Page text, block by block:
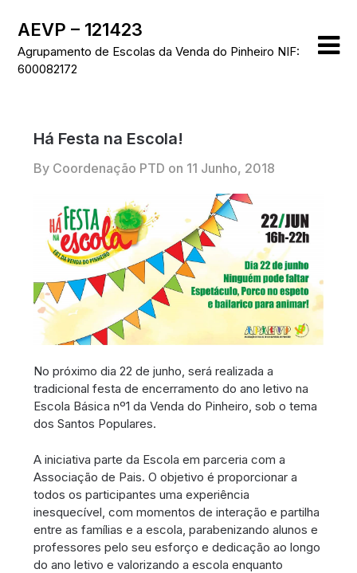
content
AEVP – 121423
Agrupamento de Escolas da Venda do Pinheiro NIF:
600082172
Há Festa na Escola!
By Coordenação PTD on 11 Junho, 2018
No próximo dia 22 de junho, será realizada a
tradicional festa de encerramento do ano letivo na
Escola Básica nº1 da Venda do Pinheiro, sob o tema
dos Santos Populares.
A iniciativa parte da Escola em parceria com a
Associação de Pais. O objetivo é proporcionar a
todos os participantes uma experiência
inesquecível, com momentos de interação e partilha
entre as famílias e a escola, parabenizando alunos e
professores pelo seu esforço e dedicação ao longo
do ano letivo e valorizando a escola enquanto